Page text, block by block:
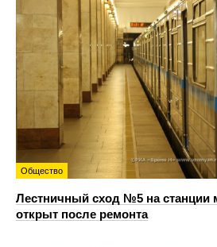
Общество
Лестничный сход №5 на станции
открыт после ремонта